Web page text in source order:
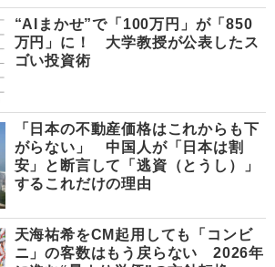
“AIまかせ”で「100万円」が「850
万円」に！ 大学教授が公表したス
ゴい投資術
「日本の不動産価格はこれからも下
がらない」 中国人が「日本は割
安」と断言して「逃資（とうし）」
するこれだけの理由
天海祐希をCM起用しても「コンビ
ニ」の客数はもう戻らない 2026年